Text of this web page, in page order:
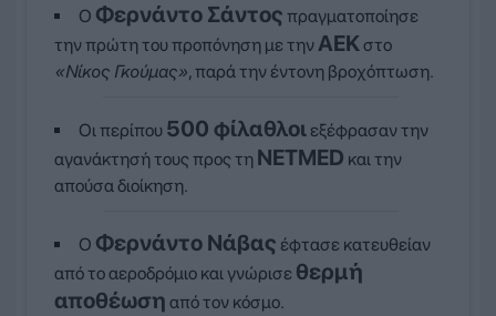
Ο Φερνάντο Σάντος πραγματοποίησε
την πρώτη του προπόνηση με τηνΑΕΚστο
«Νίκος Γκούμας», παρά την έντονη βροχόπτωση.
Οι περίπου 500 φίλαθλοι εξέφρασαν την
αγανάκτησή τους προς τη NETMED και την
απούσα διοίκηση.
Ο Φερνάντο Νάβας έφτασε κατευθείαν
από το αεροδρόμιο και γνώρισε θερμή
αποθέωση από τον κόσμο.